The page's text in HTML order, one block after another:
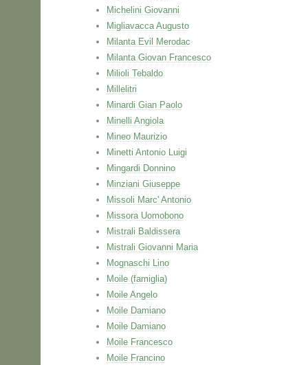
Michelini Giovanni
Migliavacca Augusto
Milanta Evil Merodac
Milanta Giovan Francesco
Milioli Tebaldo
Millelitri
Minardi Gian Paolo
Minelli Angiola
Mineo Maurizio
Minetti Antonio Luigi
Mingardi Donnino
Minziani Giuseppe
Missoli Marc' Antonio
Missora Uomobono
Mistrali Baldissera
Mistrali Giovanni Maria
Mognaschi Lino
Moile (famiglia)
Moile Angelo
Moile Damiano
Moile Damiano
Moile Francesco
Moile Francino